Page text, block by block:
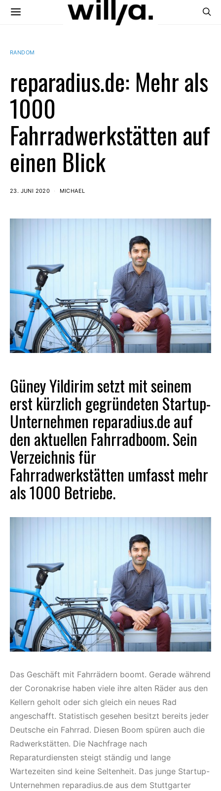
RANDOM
reparadius.de: Mehr als
1000
Fahrradwerkstätten auf
einen Blick
23. JUNI 2020 MICHAEL
Güney Yildirim setzt mit seinem
erst kürzlich gegründeten Startup-
Unternehmenreparadius.deauf
den aktuellen Fahrradboom. Sein
Verzeichnis für
Fahrradwerkstätten umfasst mehr
als 1000 Betriebe.
Das Geschäft mit Fahrrädern boomt. Gerade während
der Coronakrise haben viele ihre alten Räder aus den
Kellern geholt oder sich gleich ein neues Rad
angeschafft. Statistisch gesehen besitzt bereits jeder
Deutsche ein Fahrrad. Diesen Boom spüren auch die
Radwerkstätten. Die Nachfrage nach
Reparaturdiensten steigt ständig und lange
Wartezeiten sind keine Seltenheit. Das junge Startup-
Unternehmen reparadius.de aus dem Stuttgarter